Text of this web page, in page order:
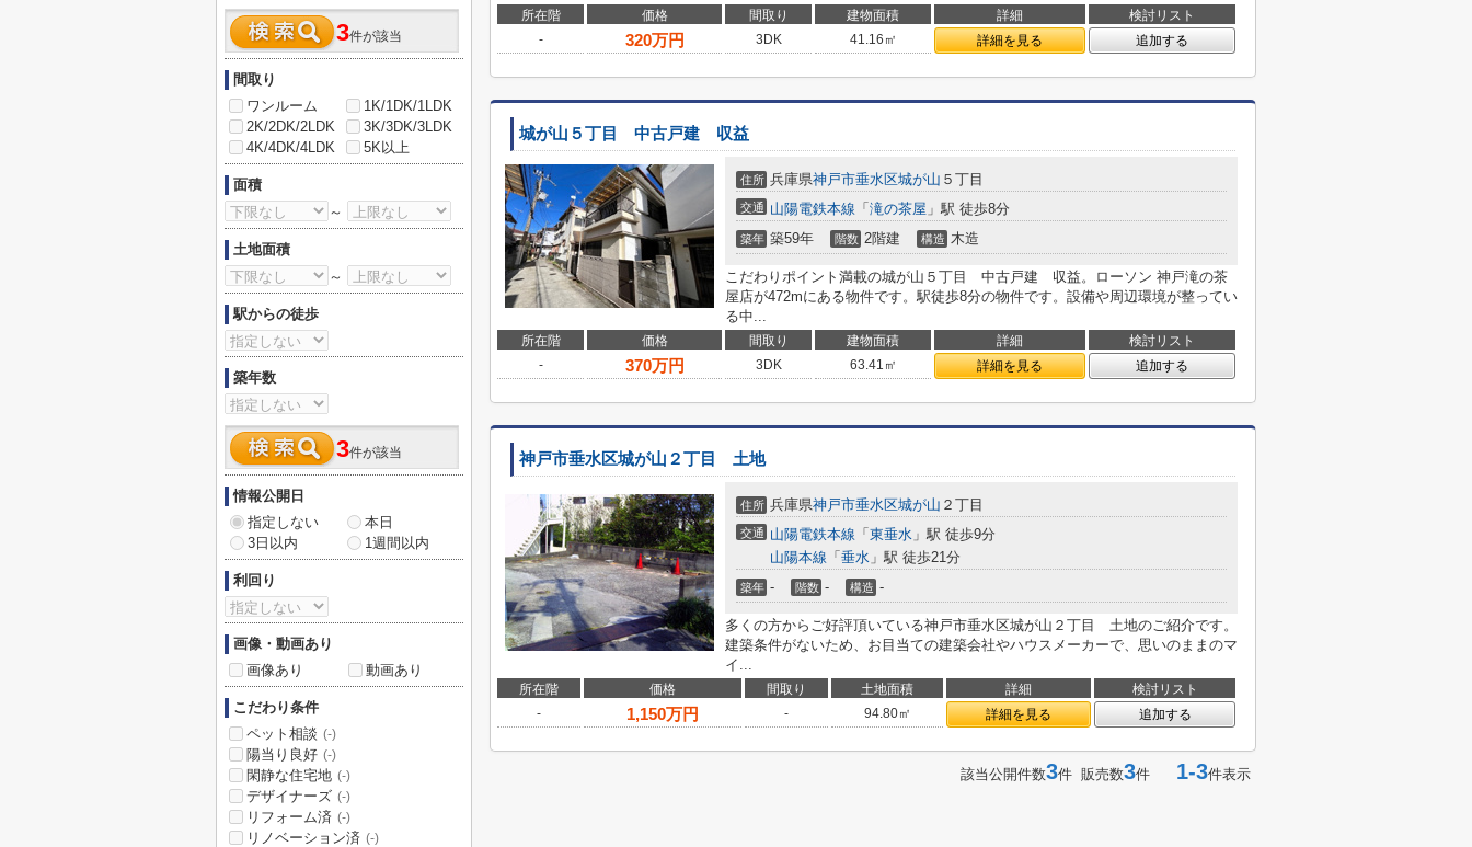
所在階 価格 間取り 建物面積 詳細
検討リスト
-
320万円 3DK 41.16㎡ 詳細を見る 追加する
城が山５丁目 中古戸建 収益
住所 兵庫県神戸市垂水区城が山 ５丁目
交通 山陽電鉄本線 「 滝の茶屋 」駅 徒歩8分
築年 築59年 階数 2階建 構造 木造
こだわりポイント満載の城が山５丁目 中古戸建 収益。ローソン 神戸滝の茶
屋店が472mにある物件です。駅徒歩8分の物件です。設備や周辺環境が整ってい
る中...
所在階 価格 間取り 建物面積 詳細
検討リスト
-
370万円 3DK 63.41㎡ 詳細を見る 追加する
神戸市垂水区城が山２丁目 土地
住所 兵庫県神戸市垂水区城が山 ２丁目
交通 山陽電鉄本線 「 東垂水 」駅 徒歩9分
山陽本線 「 垂水 」駅 徒歩21分
築年 - 階数 - 構造 -
多くの方からご好評頂いている神戸市垂水区城が山２丁目 土地のご紹介です。
建築条件がないため、お目当ての建築会社やハウスメーカーで、思いのままのマ
イ...
所在階 価格 間取り 土地面積 詳細
検討リスト
-
1,150万円 - 94.80㎡ 詳細を見る 追加する
該当公開件数3件 販売数3件 1-3件表示
3件が該当
間取り
ワンルーム
1K/1DK/1LDK
2K/2DK/2LDK
3K/3DK/3LDK
4K/4DK/4LDK
5K以上
面積
～
土地面積
～
駅からの徒歩
築年数
3件が該当
情報公開日
指定しない
本日
3日以内
1週間以内
利回り
画像・動画あり
画像あり
動画あり
こだわり条件
ペット相談 (-)
陽当り良好 (-)
閑静な住宅地 (-)
デザイナーズ (-)
リフォーム済 (-)
リノベーション済 (-)